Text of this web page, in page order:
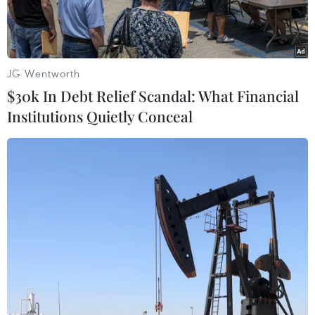
Huấn luyện viên Park Hang-seo gửi lời chúc mừng năm mới tới
tất cả mọi người. (Ảnh: Chosun)
Qua trang Facebook chính thức của Liên đoàn
bóng đá Việt Nam (VFF), huấn luyện viên Park
Hang-seo đã gửi lời chúc mừng năm mới đến tất
cả mọi người.
JG Wentworth
$30k In Debt Relief Scandal: What Financial
Institutions Quietly Conceal